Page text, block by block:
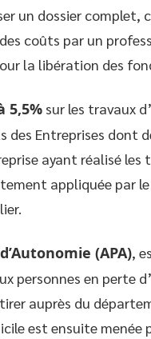
un dossier
coûts par un
la libération des
5,5% sur les travaux
Entreprises dont
ayant réalisé
appliquée par
(APA),
personnes en perte
auprès du
est ensuite menée